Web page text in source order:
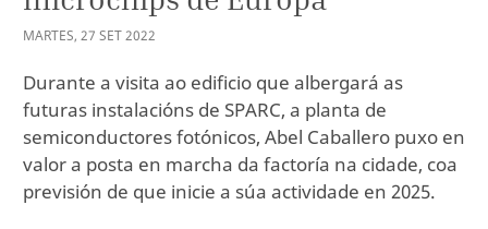
MARTES, 27 SET2022
Durante a visita ao edificio que albergará as
futuras instalacións de SPARC, a planta de
semiconductores fotónicos, Abel Caballero puxo en
valor a posta en marcha da factoría na cidade, coa
previsión de que inicie a súa actividade en 2025.